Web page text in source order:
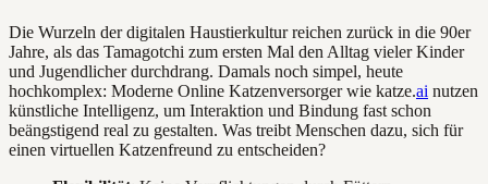
Die Wurzeln der digitalen Haustierkultur reichen zurück in die 90er
Jahre, als das Tamagotchi zum ersten Mal den Alltag vieler Kinder
und Jugendlicher durchdrang. Damals noch simpel, heute
hochkomplex: Moderne Online Katzenversorger wie katze.ai nutzen
künstliche Intelligenz, um Interaktion und Bindung fast schon
beängstigend real zu gestalten. Was treibt Menschen dazu, sich für
einen virtuellen Katzenfreund zu entscheiden?